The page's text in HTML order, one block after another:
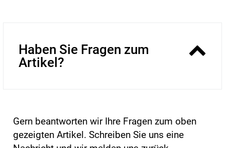
Haben Sie Fragen zum
Artikel?
Gern beantworten wir Ihre Fragen zum oben
gezeigten Artikel. Schreiben Sie uns eine